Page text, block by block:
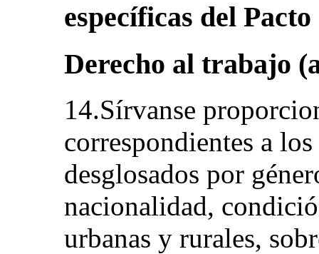
específicas del
Derecho al trabajo
14.Sírvanse
correspondientes a
desglosados por
nacionalidad,
urbanas y rurales,